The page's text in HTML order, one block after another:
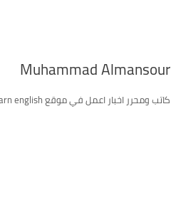
Muhammad Almansour
كاتب ومحرر اخبار اعمل في موقع learn english .